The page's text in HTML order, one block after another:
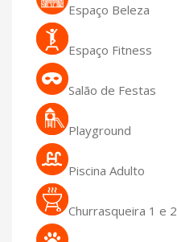
Espaço Beleza
Espaço Fitness
Salão de Festas
Playground
Piscina Adulto
Churrasqueira 1 e 2